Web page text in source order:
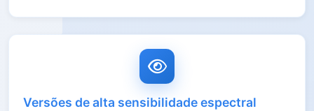
Versões de alta sensibilidade espectral